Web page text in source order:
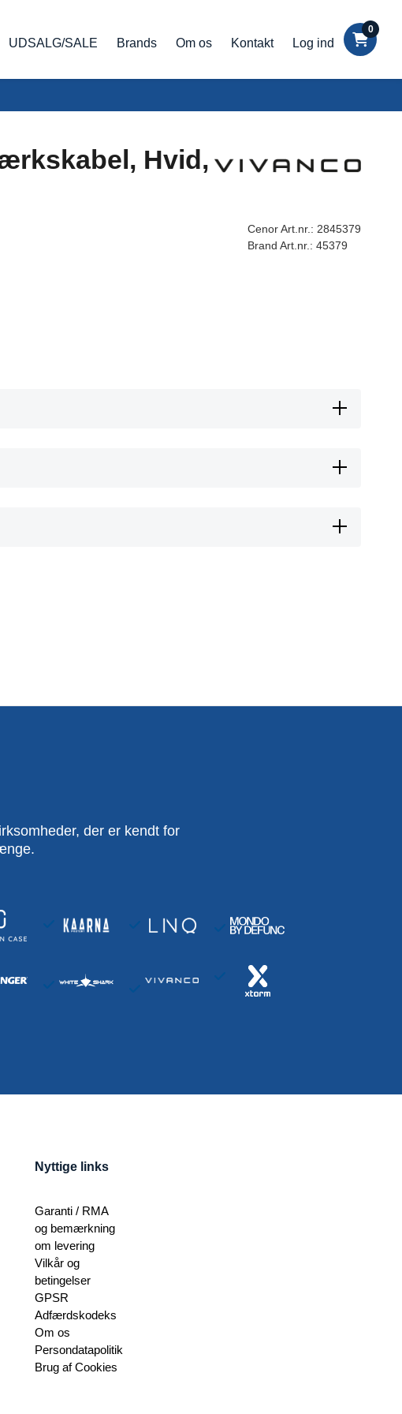
UDSALG/SALE Brands Om os Kontakt Log ind
0
Hvid,
Cenor Art.nr.: 2845379
Brand Art.nr.: 45379
der er kendt for
Nyttige links
Garanti / RMA
og bemærkning
om levering
Vilkår og
betingelser
GPSR
Adfærdskodeks
Om os
Persondatapolitik
Brug af Cookies